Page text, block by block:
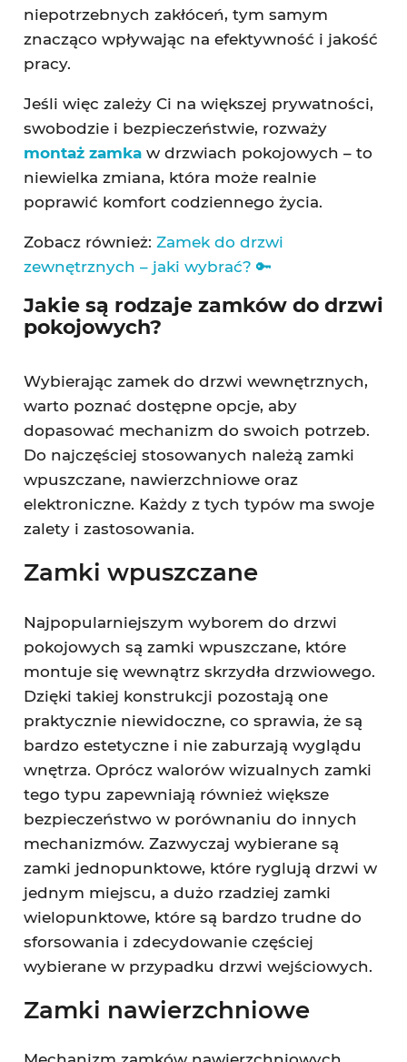
niepotrzebnych zakłóceń, tym samym
znacząco wpływając na efektywność i jakość
pracy.
Jeśli więc zależy Ci na większej prywatności,
swobodzie i bezpieczeństwie, rozważy
montaż zamka w drzwiach pokojowych – to
niewielka zmiana, która może realnie
poprawić komfort codziennego życia.
Zobacz również: Zamek do drzwi
zewnętrznych – jaki wybrać? 🔑
Jakie są rodzaje zamków do drzwi
pokojowych?
Wybierając zamek do drzwi wewnętrznych,
warto poznać dostępne opcje, aby
dopasować mechanizm do swoich potrzeb.
Do najczęściej stosowanych należą zamki
wpuszczane, nawierzchniowe oraz
elektroniczne. Każdy z tych typów ma swoje
zalety i zastosowania.
Zamki wpuszczane
Najpopularniejszym wyborem do drzwi
pokojowych są zamki wpuszczane, które
montuje się wewnątrz skrzydła drzwiowego.
Dzięki takiej konstrukcji pozostają one
praktycznie niewidoczne, co sprawia, że są
bardzo estetyczne i nie zaburzają wyglądu
wnętrza. Oprócz walorów wizualnych zamki
tego typu zapewniają również większe
bezpieczeństwo w porównaniu do innych
mechanizmów. Zazwyczaj wybierane są
zamki jednopunktowe, które ryglują drzwi w
jednym miejscu, a dużo rzadziej zamki
wielopunktowe, które są bardzo trudne do
sforsowania i zdecydowanie częściej
wybierane w przypadku drzwi wejściowych.
Zamki nawierzchniowe